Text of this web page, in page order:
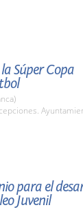
Súper Copa
para el
Juvenil